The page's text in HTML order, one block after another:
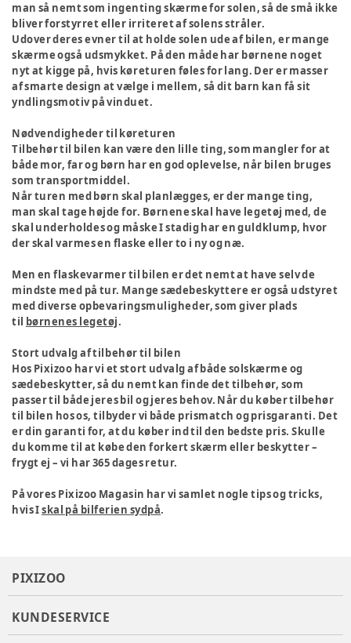
man så nemt som ingenting skærme for solen, så de små ikke
bliver forstyrret eller irriteret af solens stråler.
Udover deres evner til at holde solen ude af bilen, er mange
skærme også udsmykket. På den måde har børnene noget
nyt at kigge på, hvis køreturen føles for lang. Der er masser
af smarte design at vælge i mellem, så dit barn kan få sit
yndlingsmotiv på vinduet.
Nødvendigheder til køreturen
Tilbehør til bilen kan være den lille ting, som mangler for at
både mor, far og børn har en god oplevelse, når bilen bruges
som transportmiddel.
Når turen med børn skal planlægges, er der mange ting,
man skal tage højde for. Børnene skal have legetøj med, de
skal underholdes og måske I stadig har en guldklump, hvor
der skal varmes en flaske eller to i ny og næ.
Men en flaskevarmer til bilen er det nemt at have selv de
mindste med på tur. Mange sædebeskyttere er også udstyret
med diverse opbevaringsmuligheder, som giver plads
til børnenes legetøj.
Stort udvalg af tilbehør til bilen
Hos Pixizoo har vi et stort udvalg af både solskærme og
sædebeskytter, så du nemt kan finde det tilbehør, som
passer til både jeres bil og jeres behov. Når du køber tilbehør
til bilen hos os, tilbyder vi både prismatch og prisgaranti. Det
er din garanti for, at du køber ind til den bedste pris. Skulle
du komme til at købe den forkert skærm eller beskytter –
frygt ej – vi har 365 dages retur.
På vores Pixizoo Magasin har vi samlet nogle tips og tricks,
hvis Iskal på bilferien sydpå.
PIXIZOO
KUNDESERVICE